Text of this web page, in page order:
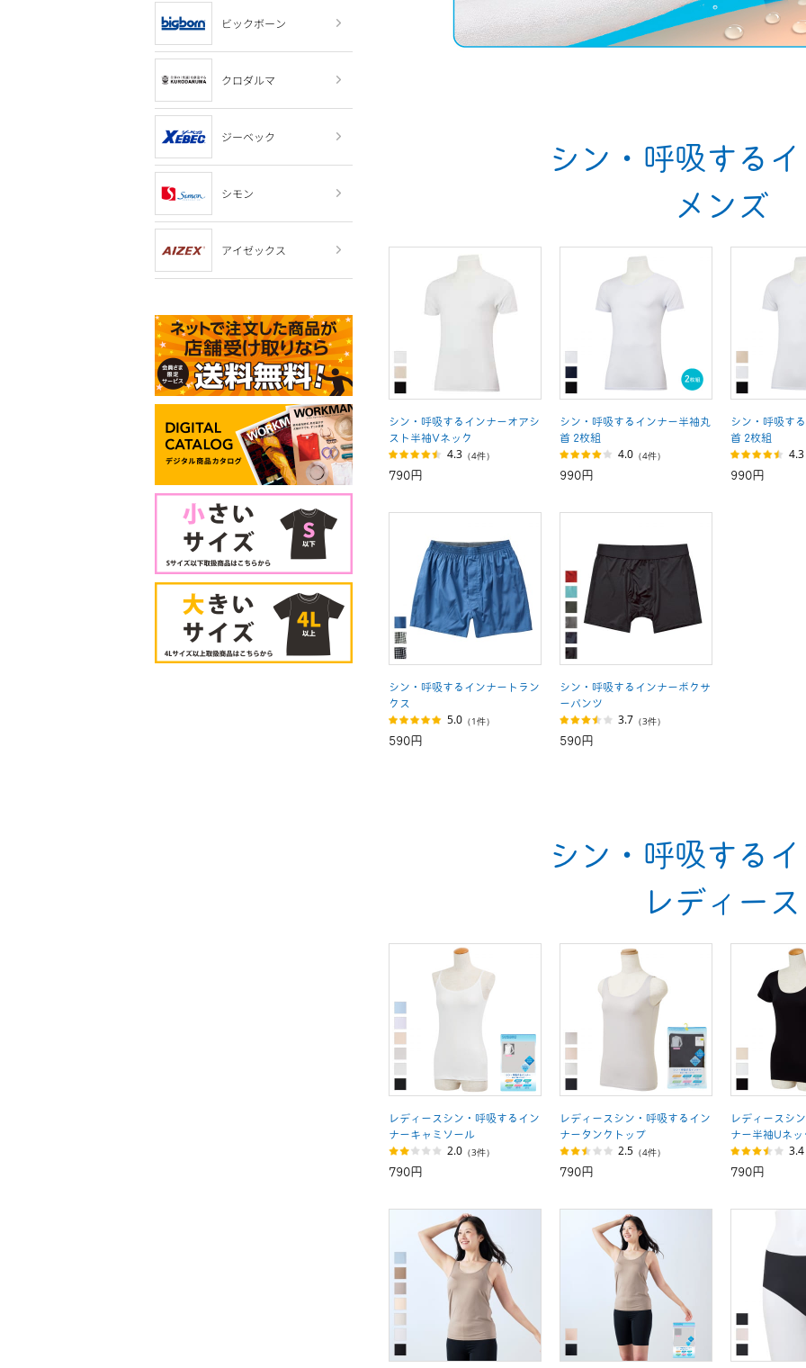
ビックボーン
クロダルマ
ジーベック
シモン
アイゼックス
シン・呼吸する
メンズ
シン・呼吸するインナーオアシ
スト半袖Vネック
4.3 （4件）
790円
シン・呼吸するインナー半袖丸
首 2枚組
4.0 （4件）
990円
シン・呼吸す
首 2枚組
4.3
990円
シン・呼吸するインナートラン
クス
5.0 （1件）
590円
シン・呼吸するインナーボクサ
ーパンツ
3.7 （3件）
590円
シン・呼吸する
レディース
レディースシン・呼吸するイン
ナーキャミソール
2.0 （3件）
790円
レディースシン・呼吸するイン
ナータンクトップ
2.5 （4件）
790円
レディースシ
ナー半袖Uネッ
3.4
790円